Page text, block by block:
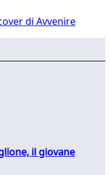
di Avvenire
il giovane